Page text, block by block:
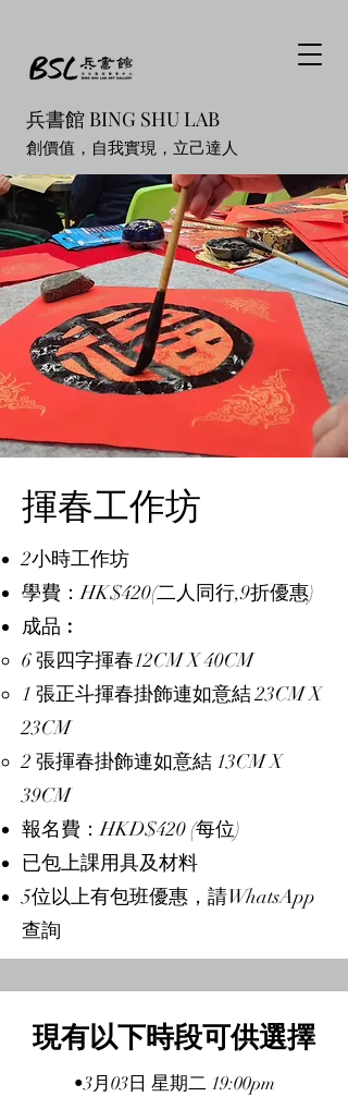
兵書館 BING SHU LAB
創價值，自我實現，立己達人
揮春工作坊
2小時工作坊
學費：HK$420(二人同行,9折優惠)
成品︰
6 張四字揮春12CM X 40CM
1 張正斗揮春掛飾連如意結 23CM X
23CM
2 張揮春掛飾連如意結 13CM X
39CM
報名費：HKD$420 (每位)
已包上課用具及材料
5位以上有包班優惠，請WhatsApp
查詢
現有以下時段可供選擇
•3月03日 星期二 19:00pm